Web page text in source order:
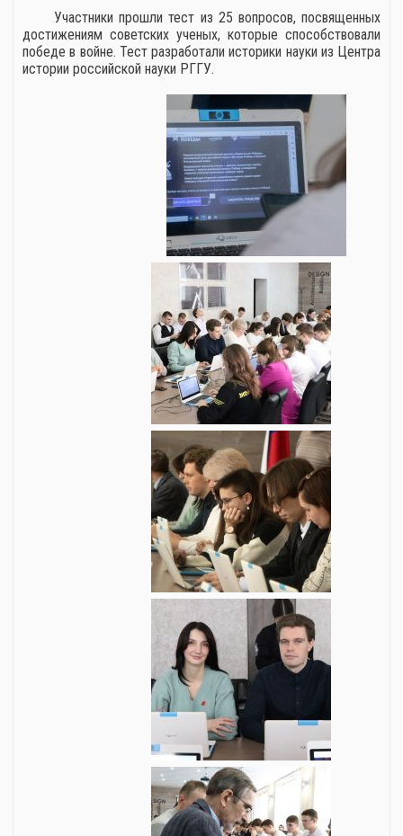
Участники прошли тест из 25 вопросов, посвященных
достижениям советских ученых, которые способствовали
победе в войне. Тест разработали историки науки из Центра
истории российской науки РГГУ.